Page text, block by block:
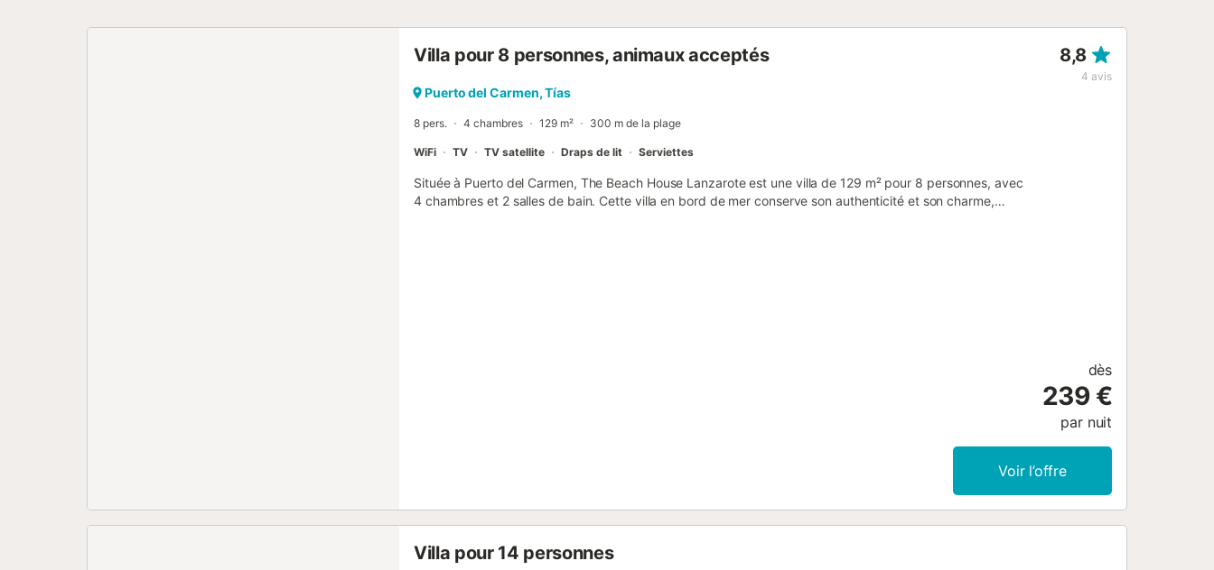
Villa pour 8 personnes, animaux acceptés 8,8
4 avis
Puerto del Carmen, Tías
8 pers. 4 chambres 129 m² 300 m de la plage
WiFi TV TV satellite Draps de lit Serviettes
Située à Puerto del Carmen, The Beach House Lanzarote est une villa de 129 m² pour 8 personnes, avec
4 chambres et 2 salles de bain. Cette villa en bord de mer conserve son authenticité et son charme,
dès
239 €
par nuit
Voir l’offre
Villa pour 14 personnes